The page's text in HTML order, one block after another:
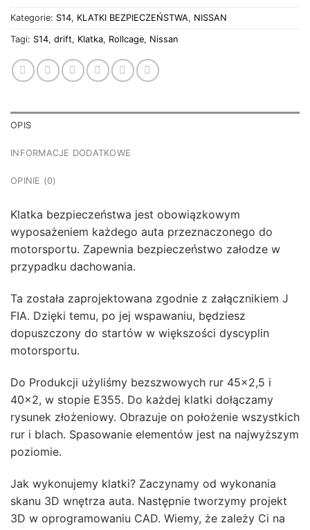
Kategorie: S14, KLATKI BEZPIECZEŃSTWA, NISSAN
Tagi: S14, drift, Klatka, Rollcage, Nissan
OPIS
INFORMACJE DODATKOWE
OPINIE (0)
Klatka bezpieczeństwa jest obowiązkowym
wyposażeniem każdego auta przeznaczonego do
motorsportu. Zapewnia bezpieczeństwo załodze w
przypadku dachowania.
Ta została zaprojektowana zgodnie z załącznikiem J
FIA. Dzięki temu, po jej wspawaniu, będziesz
dopuszczony do startów w większości dyscyplin
motorsportu.
Do Produkcji użyliśmy bezszwowych rur 45×2,5 i
40×2, w stopie E355. Do każdej klatki dołączamy
rysunek złożeniowy. Obrazuje on położenie wszystkich
rur i blach. Spasowanie elementów jest na najwyższym
poziomie.
Jak wykonujemy klatki? Zaczynamy od wykonania
skanu 3D wnętrza auta. Następnie tworzymy projekt
3D w oprogramowaniu CAD. Wiemy, że zależy Ci na